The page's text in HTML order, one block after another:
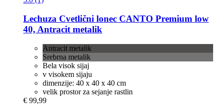
Lechuza Cvetlični lonec CANTO Premium low
40, Antracit metalik
Antracit metalik
Srebrna metalik
Bela visok sijaj
v visokem sijaju
dimenzije: 40 x 40 x 40 cm
velik prostor za sejanje rastlin
€ 99,99